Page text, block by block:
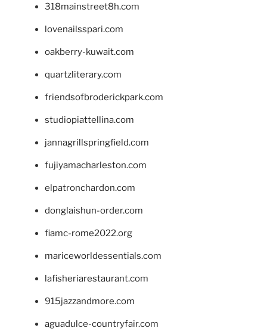
318mainstreet8h.com
lovenailsspari.com
oakberry-kuwait.com
quartzliterary.com
friendsofbroderickpark.com
studiopiattellina.com
jannagrillspringfield.com
fujiyamacharleston.com
elpatronchardon.com
donglaishun-order.com
fiamc-rome2022.org
mariceworldessentials.com
lafisheriarestaurant.com
915jazzandmore.com
aguadulce-countryfair.com